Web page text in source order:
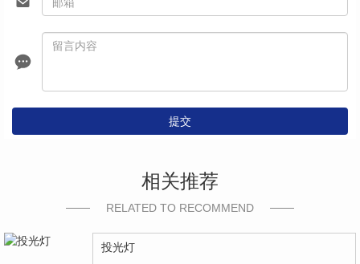
提交
相关推荐
RELATED TO RECOMMEND
投光灯